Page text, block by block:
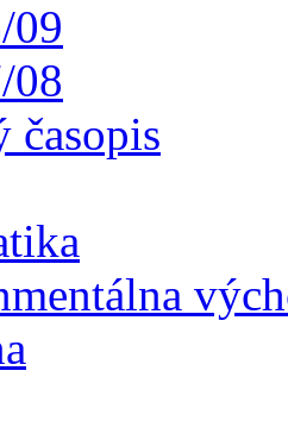
09
08
časopis